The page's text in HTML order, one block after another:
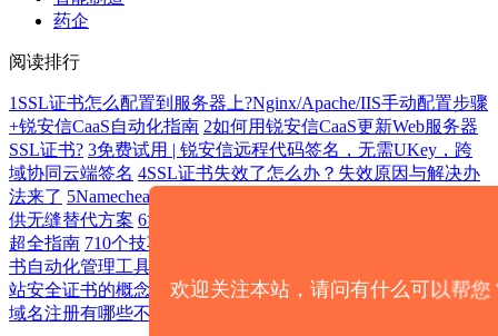
药企
阅读排行
1 SSL证书怎么配置到服务器上?Nginx/Apache/IIS手动配置步骤
+锐安信CaaS自动化指南 2如何用锐安信CaaS更新Web服务器
SSL证书? 3免费试用 | 锐安信远程代码签名，无需UKey，跨
域协同云端签名 4SSL证书失效了怎么办？失效原因与解决办
法来了 5Namecheap将停止签发Sectigo证书，锐成信息为您提
供无缝替代方案 6如何更新SSL证书？手动更新与自动化更新
超全指南 710个技巧，教你如何为企业选择最佳域名
书自动化管理工具对比：锐安信 CaaS vs CertMate
站安全证书的概念、作用、类型、获取及部署指南 10 .eu与.vn
域名注册有哪些不可不知的“硬性门槛”
欢迎关注本站，请问有什么可以帮您